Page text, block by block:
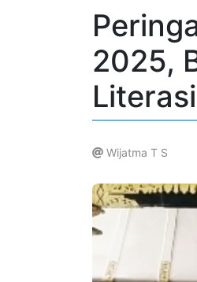
2025,
Wijatma T S